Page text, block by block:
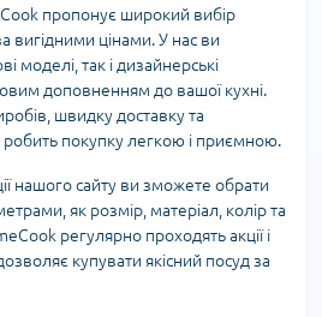
пропонує широкий вибір
вигідними цінами. У нас ви
моделі, так і дизайнерські
доповненням до вашої кухні.
швидку доставку та
робить покупку легкою і приємною.
нашого сайту ви зможете обрати
як розмір, матеріал, колір та
регулярно проходять акції і
купувати якісний посуд за